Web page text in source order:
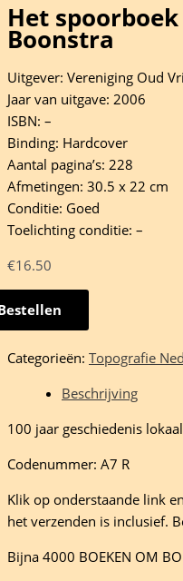
Het spoorboek
Boonstra
Uitgever: Vereniging Oud
Jaar van uitgave: 2006
ISBN: –
Binding: Hardcover
Aantal pagina’s: 228
Afmetingen: 30.5 x 22 cm
Conditie: Goed
Toelichting conditie: –
€16.50
Categorieën: Topografie
Beschrijving
100 jaar geschiedenis
Codenummer: A7 R
Klik op onderstaande link
het verzenden is inclusief.
Bijna 4000 BOEKEN OM